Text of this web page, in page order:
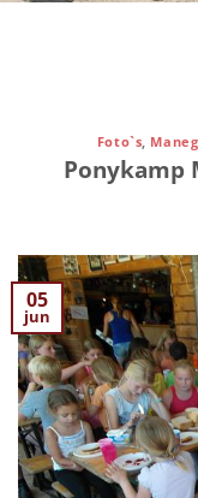
Foto`s,
Ponykamp
05
jun